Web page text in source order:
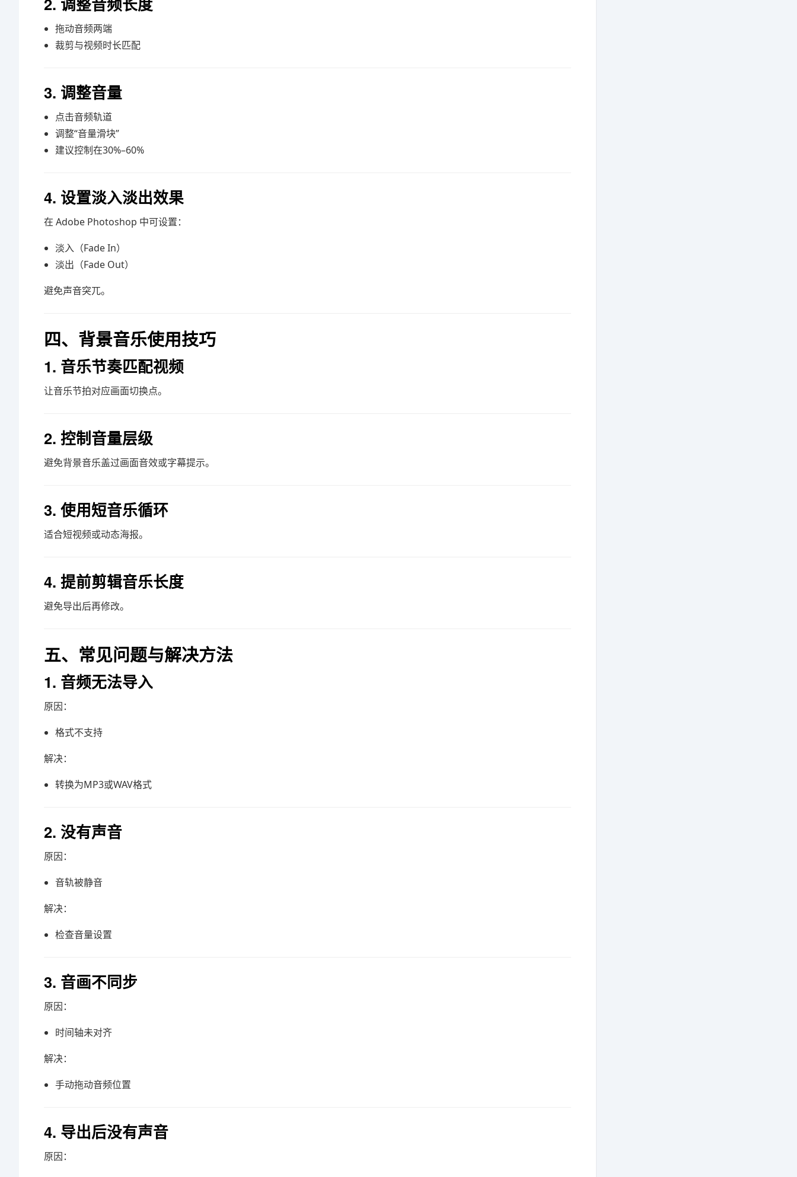
拖动音频两端
裁剪与视频时长匹配
3. 调整音量
点击音频轨道
调整“音量滑块”
建议控制在30%–60%
4. 设置淡入淡出效果
在 Adobe Photoshop 中可设置：
淡入（Fade In）
淡出（Fade Out）
避免声音突兀。
四、背景音乐使用技巧
1. 音乐节奏匹配视频
让音乐节拍对应画面切换点。
2. 控制音量层级
避免背景音乐盖过画面音效或字幕提示。
3. 使用短音乐循环
适合短视频或动态海报。
4. 提前剪辑音乐长度
避免导出后再修改。
五、常见问题与解决方法
1. 音频无法导入
原因：
格式不支持
解决：
转换为MP3或WAV格式
2. 没有声音
原因：
音轨被静音
解决：
检查音量设置
3. 音画不同步
原因：
时间轴未对齐
解决：
手动拖动音频位置
4. 导出后没有声音
原因：